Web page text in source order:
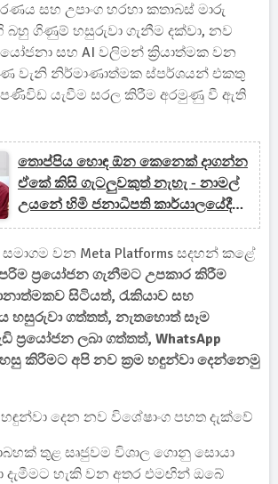
සහ උපාංග හරහා කතාබස් මාරු
බහු ගිණුම් හසුරුවා ගැනීම දක්වා, නව
සහ AI වලිමන් ක්‍රියාත්මක වන
වැනි නිර්මාණාත්මක ස්පර්ශයන් එකතු
පණිවිඩ යැවීම සරල කිරීම අරමුණු වී ඇති
තොප්පිය හොඳ ඕන කෙනෙක් දාගන්න
ඒකේ කිසි ගැටලුවකුත් නැහැ - නාමල්
උයනේ හිමි ජනාධිපති කාර්යාලයේදීම
දෙසයි
සමාගම වන Meta Platforms සදහන් කළේ
ප්‍රයෝජන ගැනීමට උපකාර කිරීම
සිටියත්, රැකියාව සහ
හසුරුවා ගත්තත්, නැතහොත් සෑම
ප්‍රයෝජන ලබා ගත්තත්, WhatsApp
කිරීමට අපි නව ක්‍රම හඳුන්වා දෙන්නෙමු
හඳුන්වා දෙන නව විශේෂාංග පහත දැක්වේ
තුළ සෘජුවම විශාල ගොනු සොයා
දැමීමට හැකි වන අතර එමඟින් ඔබේ